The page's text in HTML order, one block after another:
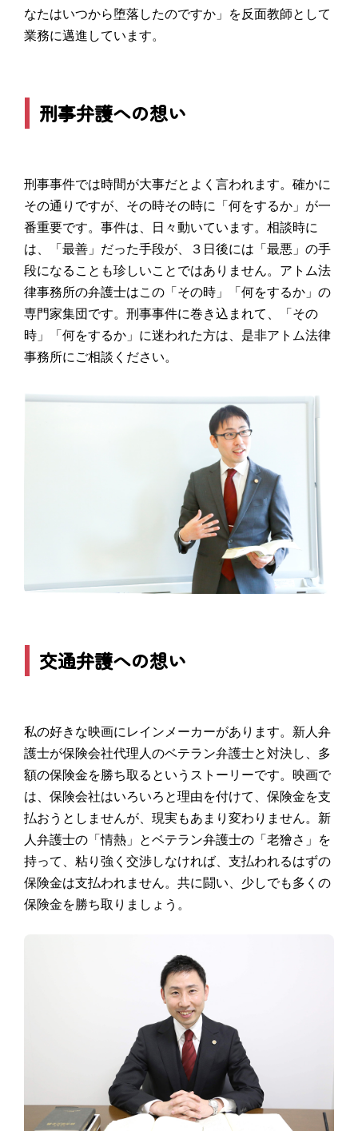
なたはいつから堕落したのですか」を反面教師として
業務に邁進しています。
刑事弁護への想い
刑事事件では時間が大事だとよく言われます。確かに
その通りですが、その時その時に「何をするか」が一
番重要です。事件は、日々動いています。相談時に
は、「最善」だった手段が、３日後には「最悪」の手
段になることも珍しいことではありません。アトム法
律事務所の弁護士はこの「その時」「何をするか」の
専門家集団です。刑事事件に巻き込まれて、「その
時」「何をするか」に迷われた方は、是非アトム法律
事務所にご相談ください。
交通弁護への想い
私の好きな映画にレインメーカーがあります。新人弁
護士が保険会社代理人のベテラン弁護士と対決し、多
額の保険金を勝ち取るというストーリーです。映画で
は、保険会社はいろいろと理由を付けて、保険金を支
払おうとしませんが、現実もあまり変わりません。新
人弁護士の「情熱」とベテラン弁護士の「老獪さ」を
持って、粘り強く交渉しなければ、支払われるはずの
保険金は支払われません。共に闘い、少しでも多くの
保険金を勝ち取りましょう。